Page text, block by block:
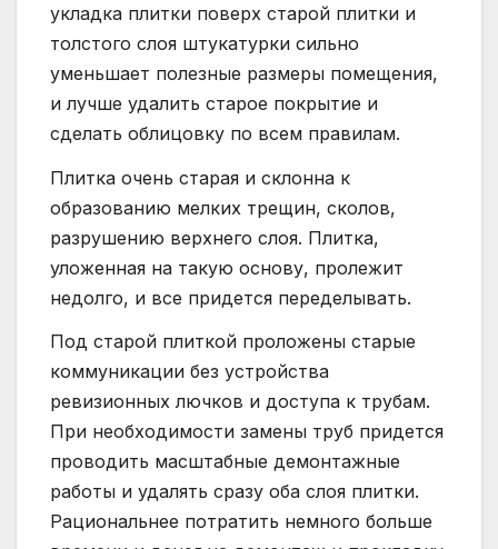
укладка плитки поверх старой плитки и
толстого слоя штукатурки сильно
уменьшает полезные размеры помещения,
и лучше удалить старое покрытие и
сделать облицовку по всем правилам.
Плитка очень старая и склонна к
образованию мелких трещин, сколов,
разрушению верхнего слоя. Плитка,
уложенная на такую основу, пролежит
недолго, и все придется переделывать.
Под старой плиткой проложены старые
коммуникации без устройства
ревизионных лючков и доступа к трубам.
При необходимости замены труб придется
проводить масштабные демонтажные
работы и удалять сразу оба слоя плитки.
Рациональнее потратить немного больше